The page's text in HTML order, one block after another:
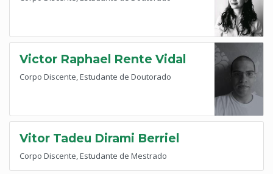
Victor Raphael Rente Vidal
Corpo Discente, Estudante de Doutorado
Vitor Tadeu Dirami Berriel
Corpo Discente, Estudante de Mestrado